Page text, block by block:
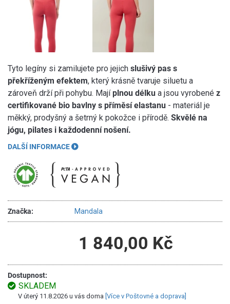
Tyto legíny si zamilujete pro jejich slušivý pas s
překříženým efektem, který krásně tvaruje siluetu a
zároveň drží při pohybu. Majíplnou délku a jsou vyrobené z
certifikované bio bavlny s příměsí elastanu - materiál je
měkký, prodyšný a šetrný k pokožce i přírodě. Skvělé na
jógu, pilates i každodenní nošení.
DALŠÍ INFORMACE
Značka: Mandala
1 840,00 Kč
Dostupnost:
SKLADEM
V úterý 11.8.2026 u vás doma [Více v Poštovné a doprava]